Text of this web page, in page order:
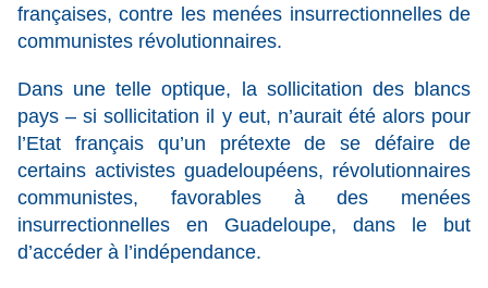
françaises, contre les menées insurrectionnelles de
communistes révolutionnaires.
Dans une telle optique, la sollicitation des blancs
pays – si sollicitation il y eut, n’aurait été alors pour
l’Etat français qu’un prétexte de se défaire de
certains activistes guadeloupéens, révolutionnaires
communistes, favorables à des menées
insurrectionnelles en Guadeloupe, dans le but
d’accéder à l’indépendance.